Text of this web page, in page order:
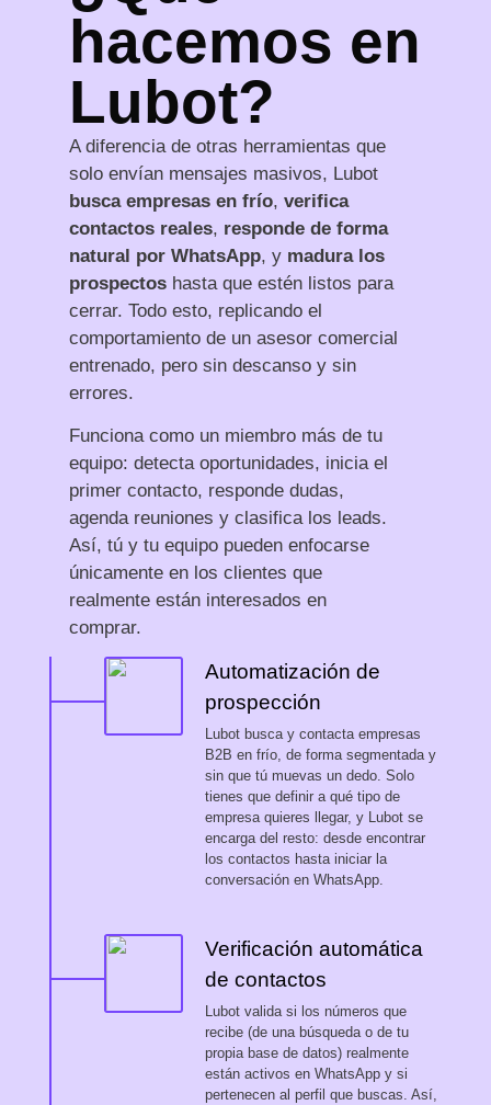
hacemos en
Lubot?
A diferencia de otras herramientas que
solo envían mensajes masivos, Lubot
busca empresas en frío, verifica
contactos reales, responde de forma
natural por WhatsApp, y madura los
prospectoshasta que estén listos para
cerrar. Todo esto, replicando el
comportamiento de un asesor comercial
entrenado, pero sin descanso y sin
errores.
Funciona como un miembro más de tu
equipo: detecta oportunidades, inicia el
primer contacto, responde dudas,
agenda reuniones y clasifica los leads.
Así, tú y tu equipo pueden enfocarse
únicamente en los clientes que
realmente están interesados en
comprar.
Automatización de
prospección
Lubot busca y contacta empresas
B2B en frío, de forma segmentada y
sin que tú muevas un dedo. Solo
tienes que definir a qué tipo de
empresa quieres llegar, y Lubot se
encarga del resto: desde encontrar
los contactos hasta iniciar la
conversación en WhatsApp.
Verificación automática
de contactos
Lubot valida si los números que
recibe (de una búsqueda o de tu
propia base de datos) realmente
están activos en WhatsApp y si
pertenecen al perfil que buscas. Así,